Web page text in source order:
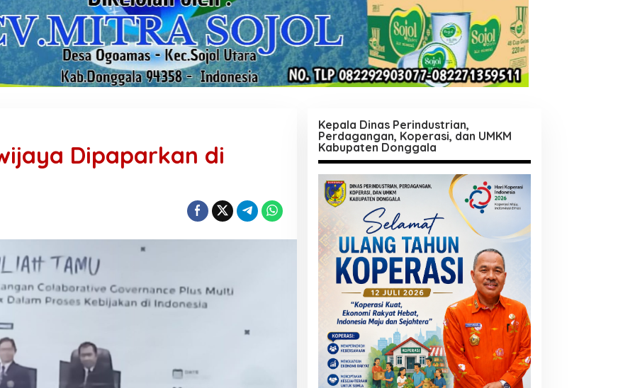
Dipaparkan di
Kepala Dinas Perindustrian,
Perdagangan, Koperasi, dan UMKM
Kabupaten Donggala